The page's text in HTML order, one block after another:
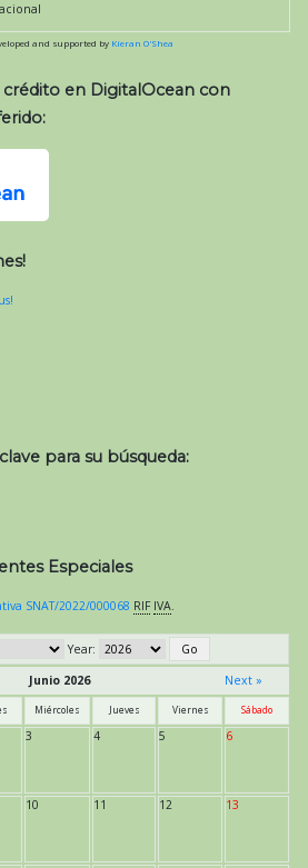
and supported by Kieran O'Shea
en DigitalOcean con
para su búsqueda:
Especiales
SNAT/2022/000068 RIF IVA.
Year:
Junio 2026 Next »
Miércoles Jueves Viernes Sábado
3 4 5 6
10 11 12 13